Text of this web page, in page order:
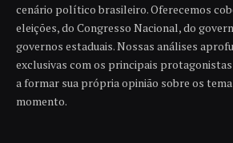
cenário político brasileiro. Oferecemos
eleições, do Congresso Nacional, do
governos estaduais. Nossas análises
exclusivas com os principais
a formar sua própria opinião sobre os
momento.